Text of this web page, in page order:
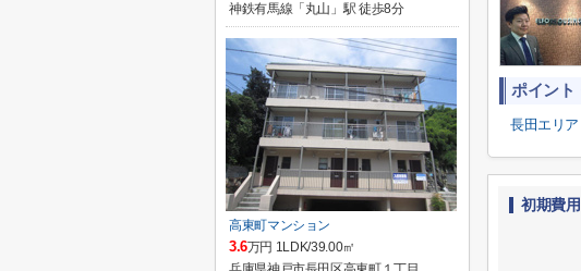
ポイント
長田エリア
初期費
神鉄有馬線「丸山」駅 徒歩8分
高東町マンション
3.6万円 1LDK/39.00㎡